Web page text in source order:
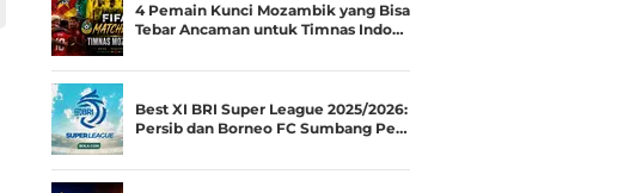
4 Pemain Kunci Mozambik yang Bisa
Tebar Ancaman untuk Timnas Indo…
Best XI BRI Super League 2025/2026:
Persib dan Borneo FC Sumbang Pe…